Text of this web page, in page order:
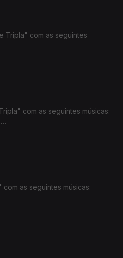
Tripla" com as seguintes
com as seguintes músicas:
as seguintes músicas: